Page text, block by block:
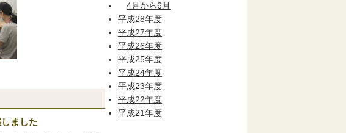
ました
4月から6月
平成28年度
平成27年度
平成26年度
平成25年度
平成24年度
平成23年度
平成22年度
平成21年度